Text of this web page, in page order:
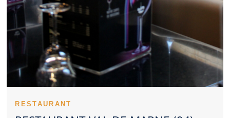
tête-à-tête, un Restaurant Val de Marne à l’ambiance douce est
idéal. Une présentation travaillée constitue un atout
supplémentaire pour un Restaurant Val de Marne. La tenue des
lieux participe fortement à l’image d’un Restaurant Val de Marne.
L’expérience dans un Restaurant Val de Marne dépend d’un
ensemble cohérent de critères.
Un Restaurant Val de Marne peut se faire remarquer par son
sérieux culinaire. Le style d’un Restaurant Val de Marne apparaît
immédiatement à travers son accueil. Le sérieux du personnel
renforce la crédibilité d’un Restaurant Val de Marne. La maîtrise
cuissons. La mise en bouche d’un Restaurant Val de Marne
RESTAURANT